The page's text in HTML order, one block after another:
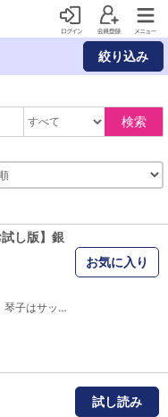
絞り込み
検索
し版】銀
【期間限定 無料お試し版】琴子はサッカー部の海くんのことがとても気になる。でも、海くんには彼女がいるらしい。友達になりたかっただけなのに、そのことがなんでこんなにショックなの…？「星の瞳のシルエット」の柊あおい作、切なくて胸にぐっとくるラブストーリー第1巻！※このコミックスは、旧『銀色のハーモニー（全5巻）』を全6巻に分冊して再編集したものです。
お気に入り
試し読み